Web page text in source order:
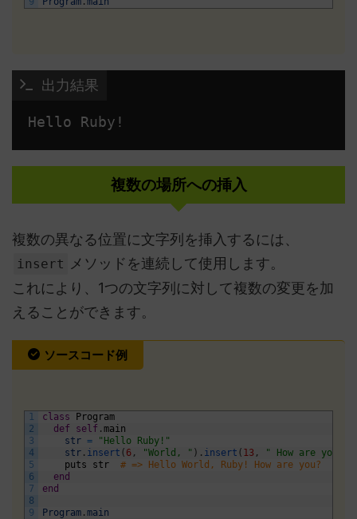
出力結果
複数の場所への挿入
複数の異なる位置に文字列を挿入するには、
insert
メソッドを連続して使用します。
これにより、1つの文字列に対して複数の変更を加
えることができます。
ソースコード例
1
2
3
4
5
6
7
8
9
class
Program
def
self . main
str =
"Hello Ruby!"
str . insert ( 6 , "World, " ) . insert ( 13 , " How are you?"
puts
str
# => Hello World, Ruby! How are you?
end
end
Program . main